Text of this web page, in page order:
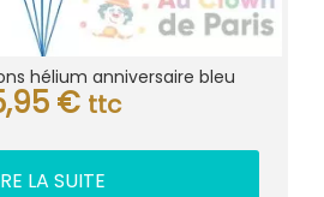
hélium anniversaire bleu
€ ttc
LA SUITE